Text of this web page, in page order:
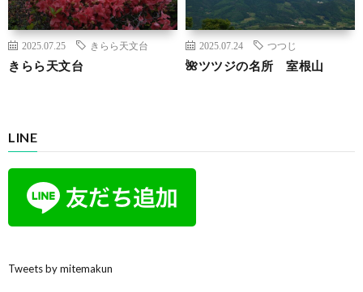
2025.07.25 きらら天文台
きらら天文台
2025.07.24 つつじ
🌺ツツジの名所 室根山
LINE
Tweets by mitemakun